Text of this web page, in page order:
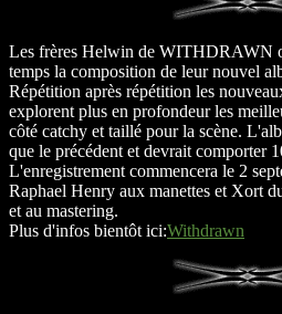
Les frères Helwin de WITHDRAWN
temps la composition de leur nouvel
Répétition après répétition les
explorent plus en profondeur les
côté catchy et taillé pour la scène.
que le précédent et devrait comporter
L'enregistrement commencera le 2
Raphael Henry aux manettes et Xort
et au mastering.
Plus d'infos bientôt ici:Withdrawn